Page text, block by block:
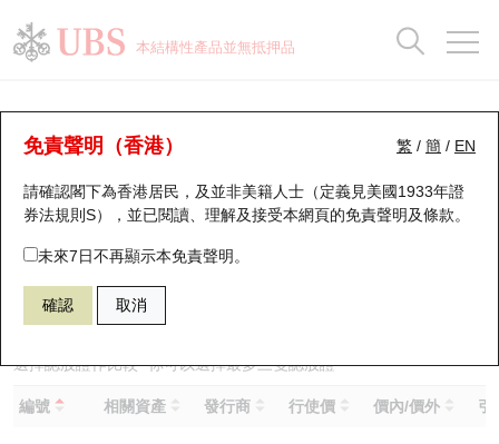
本結構性產品並無抵押品
繁 / 簡 / EN
免責聲明（香港）
請確認閣下為香港居民，及並非美籍人士（定義見美國1933年證
券法規則S），並已閱讀、理解及接受本網頁的免責聲明及條款。
未來7日不再顯示本免責聲明。
確認 取消
認股證分析儀
表現 街貨統計 比較
13328 瑞銀認沽 1398 工商銀行
選擇認股證作比較*你可以選擇最多三隻認股證
編號 相關資產 發行商 行使價 價內/價外 引
瑞銀認股證一覽
新發行瑞銀認股證
即將到期認股證
認股證到期結算價查詢
認股證分析儀
認股證速算機
街貨統計
比較
牛熊全景快搜
牛熊證搜尋
牛熊證街貨分佈圖
正股牛熊證列表
新發行瑞銀牛熊證
已收回牛熊證剩餘價值
街貨統計
比較
十大升幅/跌幅
十大認股證成交分佈
十天股證佔大市成交
資金流
街貨統計
三十大平均引伸波幅
正股分析儀
二十大活躍股份
恒指成份股
國指成份股
科指成份股
相關資產沽空
持股比重
顯示所有持股比重
每月輪證大市專題
輪證專欄
講座及教育短片
認股證投資者教育
牛熊證投資者教育
認股證牛熊證常問問題